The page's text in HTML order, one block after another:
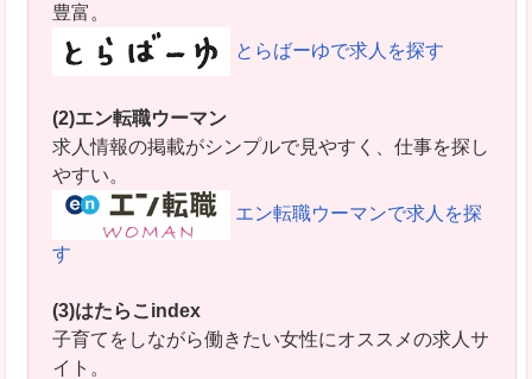
豊富。
とらばーゆで求人を探す
(2)エン転職ウーマン
求人情報の掲載がシンプルで見やすく、仕事を探し
やすい。
エン転職ウーマンで求人を探
す
(3)はたらこindex
子育てをしながら働きたい女性にオススメの求人サ
イト。